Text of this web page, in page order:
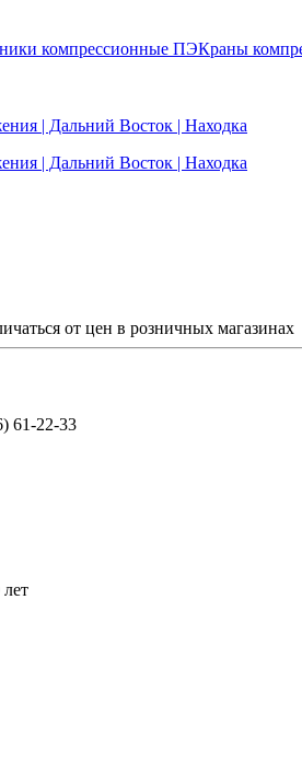
компрессионные ПЭКраны
от цен в розничных магазинах
61-22-33